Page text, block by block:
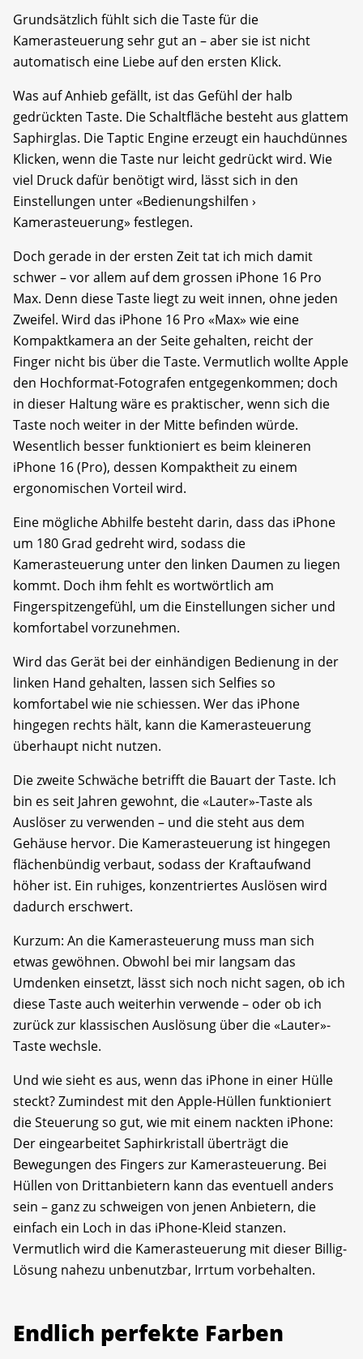
Grundsätzlich fühlt sich die Taste für die
Kamerasteuerung sehr gut an – aber sie ist nicht
automatisch eine Liebe auf den ersten Klick.
Was auf Anhieb gefällt, ist das Gefühl der halb
gedrückten Taste. Die Schaltfläche besteht aus glattem
Saphirglas. Die Taptic Engine erzeugt ein hauchdünnes
Klicken, wenn die Taste nur leicht gedrückt wird. Wie
viel Druck dafür benötigt wird, lässt sich in den
Einstellungen unter «Bedienungshilfen ›
Kamerasteuerung» festlegen.
Doch gerade in der ersten Zeit tat ich mich damit
schwer – vor allem auf dem grossen iPhone 16 Pro
Max. Denn diese Taste liegt zu weit innen, ohne jeden
Zweifel. Wird das iPhone 16 Pro «Max» wie eine
Kompaktkamera an der Seite gehalten, reicht der
Finger nicht bis über die Taste. Vermutlich wollte Apple
den Hochformat-Fotografen entgegenkommen; doch
in dieser Haltung wäre es praktischer, wenn sich die
Taste noch weiter in der Mitte befinden würde.
Wesentlich besser funktioniert es beim kleineren
iPhone 16 (Pro), dessen Kompaktheit zu einem
ergonomischen Vorteil wird.
Eine mögliche Abhilfe besteht darin, dass das iPhone
um 180 Grad gedreht wird, sodass die
Kamerasteuerung unter den linken Daumen zu liegen
kommt. Doch ihm fehlt es wortwörtlich am
Fingerspitzengefühl, um die Einstellungen sicher und
komfortabel vorzunehmen.
Wird das Gerät bei der einhändigen Bedienung in der
linken Hand gehalten, lassen sich Selfies so
komfortabel wie nie schiessen. Wer das iPhone
hingegen rechts hält, kann die Kamerasteuerung
überhaupt nicht nutzen.
Die zweite Schwäche betrifft die Bauart der Taste. Ich
bin es seit Jahren gewohnt, die «Lauter»-Taste als
Auslöser zu verwenden – und die steht aus dem
Gehäuse hervor. Die Kamerasteuerung ist hingegen
flächenbündig verbaut, sodass der Kraftaufwand
höher ist. Ein ruhiges, konzentriertes Auslösen wird
dadurch erschwert.
Kurzum: An die Kamerasteuerung muss man sich
etwas gewöhnen. Obwohl bei mir langsam das
Umdenken einsetzt, lässt sich noch nicht sagen, ob ich
diese Taste auch weiterhin verwende – oder ob ich
zurück zur klassischen Auslösung über die «Lauter»-
Taste wechsle.
Und wie sieht es aus, wenn das iPhone in einer Hülle
steckt? Zumindest mit den Apple-Hüllen funktioniert
die Steuerung so gut, wie mit einem nackten iPhone:
Der eingearbeitet Saphirkristall überträgt die
Bewegungen des Fingers zur Kamerasteuerung. Bei
Hüllen von Drittanbietern kann das eventuell anders
sein – ganz zu schweigen von jenen Anbietern, die
einfach ein Loch in das iPhone-Kleid stanzen.
Vermutlich wird die Kamerasteuerung mit dieser Billig-
Lösung nahezu unbenutzbar, Irrtum vorbehalten.
Endlich perfekte Farben